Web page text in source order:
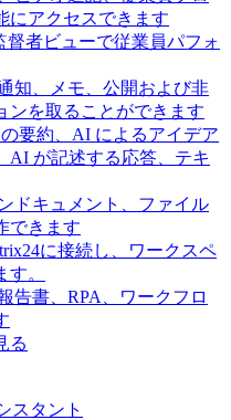
にアクセスできます
者ビューで従業員パフォ
知、メモ、公開および非
ンを取ることができます
要約、AI によるアイデア
AI が記述する応答、テキ
ドキュメント、ファイル
できます
に接続し、ワークスペ
。
告書、RPA、ワークフロ
る
スタント